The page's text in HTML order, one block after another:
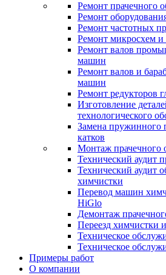
Ремонт прачечного
Ремонт
Ремонт частотных
Ремонт микросхем и
Ремонт валов
машин
Ремонт валов и
машин
Ремонт редукторов
Изготовление
технологического
Замена пружинного
катков
Монтаж прачечного
Технический аудит
Технический аудит
химчистки
Перевод машин
HiGlo
Демонтаж
Переезд химчистки
Техническое
Техническое
Примеры работ
О компании